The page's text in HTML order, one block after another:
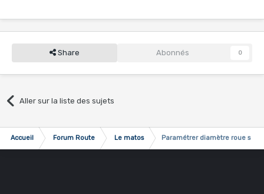
Share Abonnés 0
Aller sur la liste des sujets
Accueil Forum Route Le matos Paramétrer diamètre roue sur